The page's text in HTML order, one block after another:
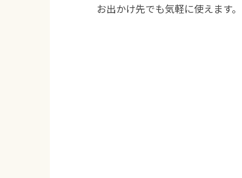
お出かけ先でも気軽に使えます。